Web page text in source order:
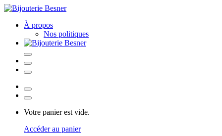
À propos
Nos politiques
Votre panier est vide.
Accéder au panier